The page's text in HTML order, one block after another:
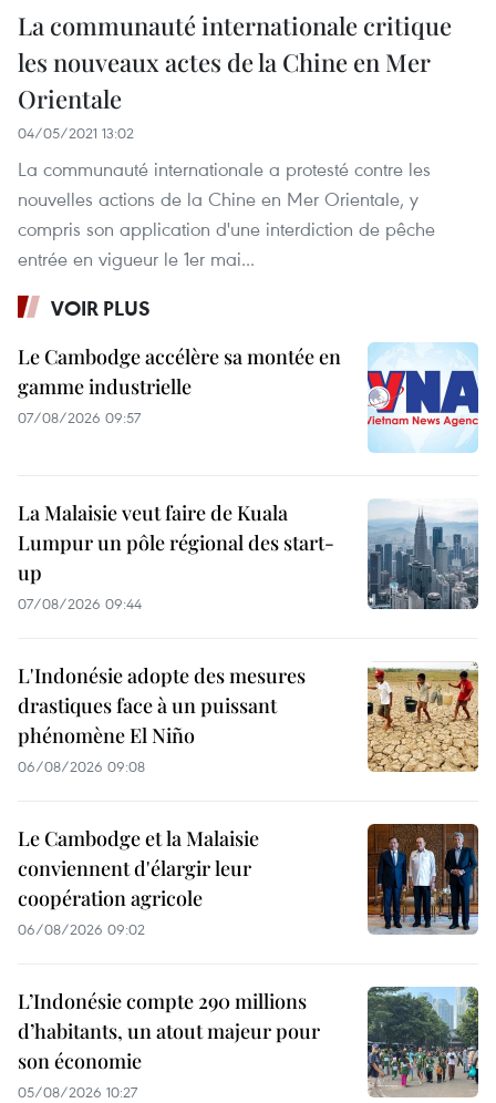
La communauté internationale critique
les nouveaux actes de la Chine en Mer
Orientale
04/05/2021 13:02
La communauté internationale a protesté contre les
nouvelles actions de la Chine en Mer Orientale, y
compris son application d'une interdiction de pêche
entrée en vigueur le 1er mai...
VOIR PLUS
Le Cambodge accélère sa montée en
gamme industrielle
07/08/2026 09:57
La Malaisie veut faire de Kuala
Lumpur un pôle régional des start-
up
07/08/2026 09:44
L'Indonésie adopte des mesures
drastiques face à un puissant
phénomène El Niño
06/08/2026 09:08
Le Cambodge et la Malaisie
conviennent d'élargir leur
coopération agricole
06/08/2026 09:02
L’Indonésie compte 290 millions
d’habitants, un atout majeur pour
son économie
05/08/2026 10:27